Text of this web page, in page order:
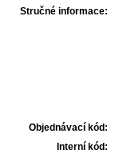
Stručné informace:
Objednávací kód:
Interní kód: